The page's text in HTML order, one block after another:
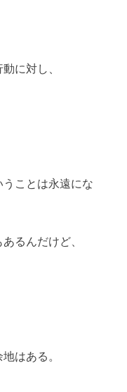
に対し、
ことは永遠にな
るんだけど、
はある。